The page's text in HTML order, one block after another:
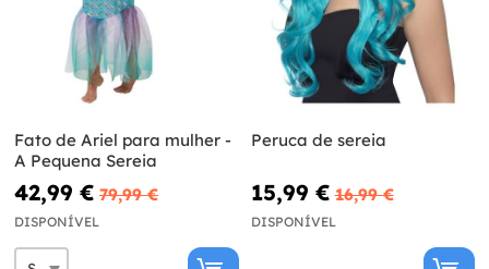
Fato de Ariel para mulher -
A Pequena Sereia
42,99 € 79,99 €
DISPONÍVEL
Peruca de sereia
15,99 € 16,99 €
DISPONÍVEL